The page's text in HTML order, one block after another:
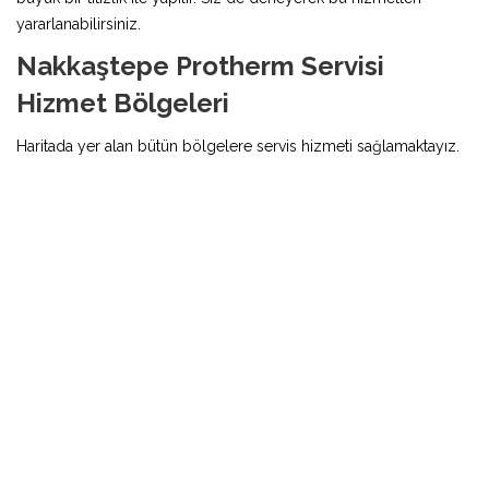
yararlanabilirsiniz.
Nakkaştepe Protherm Servisi
Hizmet Bölgeleri
Haritada yer alan bütün bölgelere servis hizmeti sağlamaktayız.